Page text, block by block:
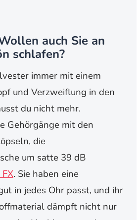
auch Sie an
schlafen?
immer mit einem
und Verzweiflung in den
du nicht mehr.
Gehörgänge mit den
die
um satte 39 dB
. Sie haben eine
in jedes Ohr passt, und ihr
dämpft nicht nur